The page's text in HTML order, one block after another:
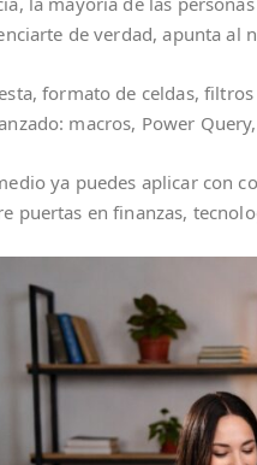
de verdad, apunta
formato de celdas,
macros, Power
ya puedes aplicar con
puertas en finanzas,